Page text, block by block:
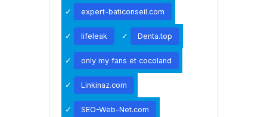
expert-baticonseil.com
lifeleak Denta.top
only my fans et cocoland
Linkinaz.com
SEO-Web-Net.com